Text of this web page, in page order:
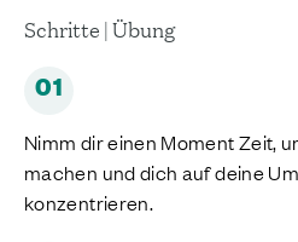
Schritte | Übung
01
Nimm dir einen Moment Zeit,
machen und dich auf deine
konzentrieren.